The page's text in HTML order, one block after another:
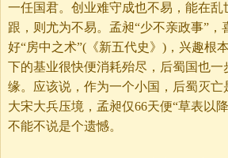
一任国君。创业难守成也不易，能在乱
跟，则尤为不易。孟昶“少不亲政事”，
好“房中之术”(《新五代史》)，兴趣根
下的基业很快便消耗殆尽，后蜀国也一
缘。应该说，作为一个小国，后蜀灭亡
大宋大兵压境，孟昶仅66天便“草表以
不能不说是个遗憾。